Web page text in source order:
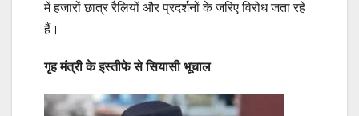
में हजारों छात्र रैलियों और प्रदर्शनों के जरिए विरोध जता रहे
हैं।
गृह मंत्री के इस्तीफे से सियासी भूचाल